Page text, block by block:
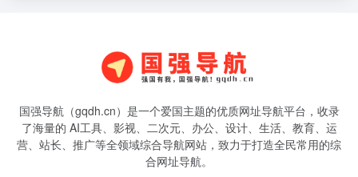
国强导航（gqdh.cn）是一个爱国主题的优质网址导航平台，收录
了海量的 AI工具、影视、二次元、办公、设计、生活、教育、运
营、站长、推广等全领域综合导航网站，致力于打造全民常用的综
合网址导航。